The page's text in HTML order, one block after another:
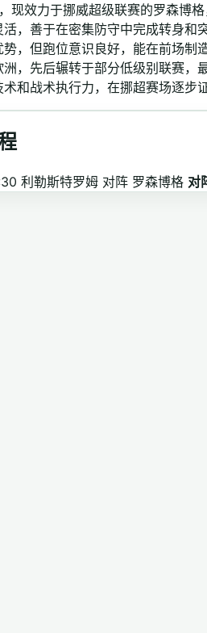
现效力于挪威超级联赛的罗森博
活，善于在密集防守中完成转身和
，但跑位意识良好，能在前场制
洲，先后辗转于部分低级别联赛，
和战术执行力，在挪超赛场逐步
利勒斯特罗姆 对阵 罗森博格 对